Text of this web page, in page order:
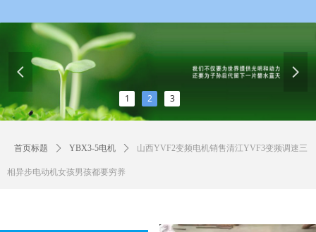
1 2 3
넳 넲
首页标题 ꄲ YBX3-5电机 ꄲ 山西YVF2变频电机销售清江YVF3变频调速三
相异步电动机女孩男孩都要穷养